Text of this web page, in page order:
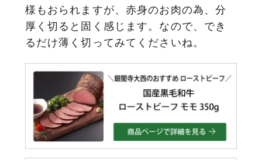
様もおられますが、赤身のお肉の為、分
厚く切ると固く感じます。なので、でき
るだけ薄く切ってみてくださいね。